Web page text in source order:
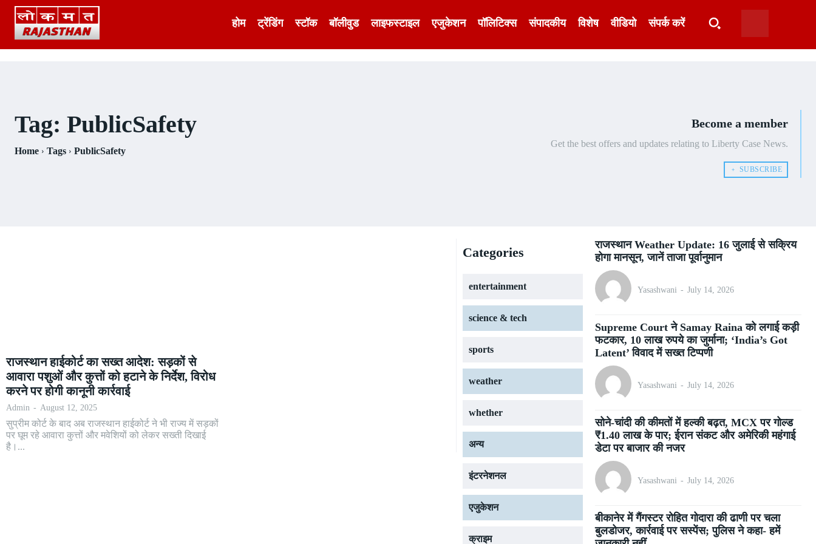
होम ट्रेंडिंग स्टॉक बॉलीवुड लाइफस्टाइल एजुकेशन पॉलिटिक्स संपादकीय विशेष वीडियो संपर्क करें
Tag: PublicSafety
Home Tags PublicSafety
Become a member
Get the best offers and updates relating to Liberty Case News.
﹢ SUBSCRIBE
राजस्थान हाईकोर्ट का सख्त आदेश: सड़कों से
आवारा पशुओं और कुत्तों को हटाने के निर्देश, विरोध
करने पर होगी कानूनी कार्रवाई
Admin - August 12, 2025
सुप्रीम कोर्ट के बाद अब राजस्थान हाईकोर्ट ने भी राज्य में सड़कों
पर घूम रहे आवारा कुत्तों और मवेशियों को लेकर सख्ती दिखाई
है।...
Categories
entertainment
science & tech
sports
weather
whether
अन्य
इंटरनेशनल
एजुकेशन
क्राइम
राजस्थान Weather Update: 16 जुलाई से सक्रिय
होगा मानसून, जानें ताजा पूर्वानुमान
Yasashwani - July 14, 2026
Supreme Court ने Samay Raina को लगाई कड़ी
फटकार, 10 लाख रुपये का जुर्माना; ‘India’s Got
Latent’ विवाद में सख्त टिप्पणी
Yasashwani - July 14, 2026
सोने-चांदी की कीमतों में हल्की बढ़त, MCX पर गोल्ड
₹1.40 लाख के पार; ईरान संकट और अमेरिकी महंगाई
डेटा पर बाजार की नजर
Yasashwani - July 14, 2026
बीकानेर में गैंगस्टर रोहित गोदारा की ढाणी पर चला
बुलडोजर, कार्रवाई पर सस्पेंस; पुलिस ने कहा- हमें